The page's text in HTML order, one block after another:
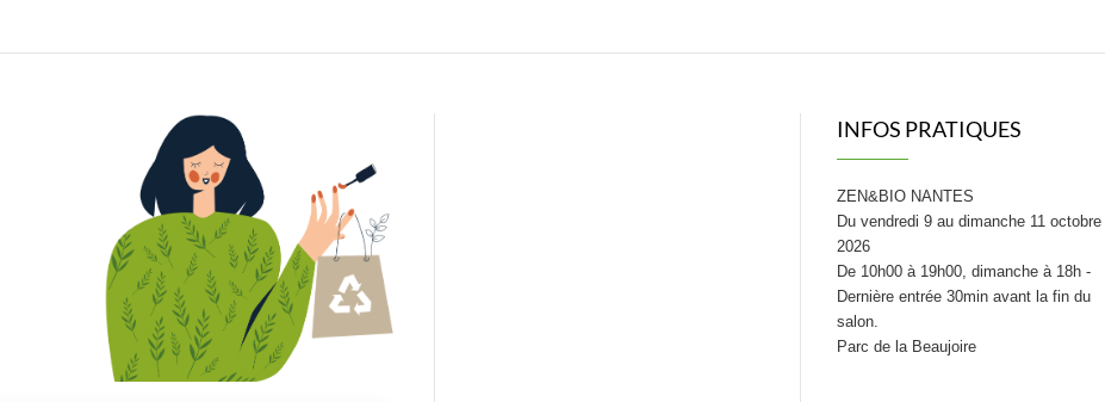
INFOS PRATIQUES
ZEN&BIO NANTES
Du vendredi 9 au dimanche 11 octobre
2026
De 10h00 à 19h00, dimanche à 18h -
Dernière entrée 30min avant la fin du
salon.
Parc de la Beaujoire